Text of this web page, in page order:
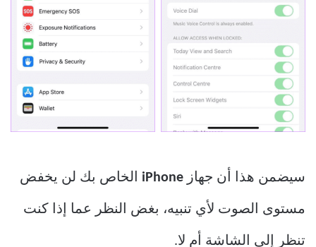
سيضمن هذا أن جهاز iPhone الخاص بك لن يخفض
مستوى الصوت لأي تنبيه، بغض النظر عما إذا كنت
تنظر إلى الشاشة أم لا.